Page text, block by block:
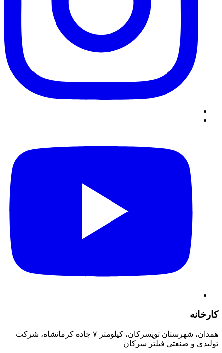
کارخانه
همدان، شهرستان تویسرکان، کیلومتر ۷ جاده کرمانشاه، شرکت
تولیدی و صنعتی فیلتر سرکان